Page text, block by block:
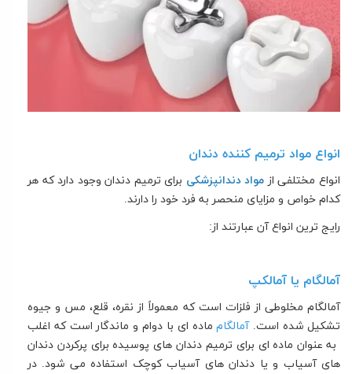
انواع مواد ترمیم کننده دندان
انواع مختلفی از مواد دندانپزشکی برای ترمیم دندان وجود دارد که هر
کدام خواص و مزایای منحصر به فرد خود را دارند.
رایج ترین انواع آن عبارتند از:
آمالگام یا آمالکپ
آمالگام مخلوطی از فلزات است که معمولاً از نقره، قلع، مس و جیوه
تشکیل شده است.آمالگامماده ای با دوام و ماندگار است که اغلب
به عنوان ماده ای برای ترمیم دندان های پوسیده برای پرکردن دندان
های آسیاب و یا دندان های آسیاب کوچک استفاده می شود. در